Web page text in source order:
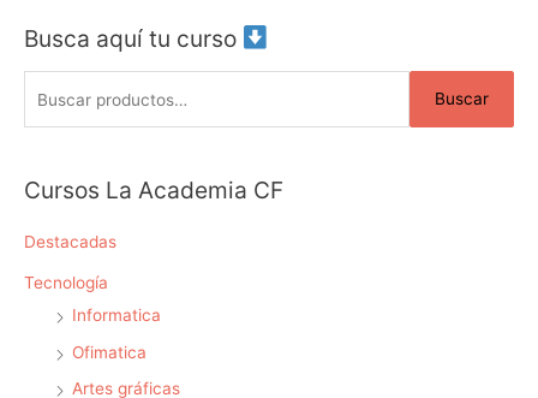
Busca aquí tu curso
B
u
c
r
Buscar
Cursos La Academia CF
Destacadas
Tecnología
Informatica
Ofimatica
Artes gráficas